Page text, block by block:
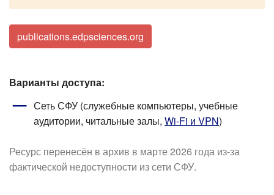
publications.edpsciences.org
Варианты доступа:
Сеть СФУ (служебные компьютеры, учебные
аудитории, читальные залы, Wi-Fi и VPN)
Ресурс перенесён в архив в марте 2026 года из-за
фактической недоступности из сети СФУ.